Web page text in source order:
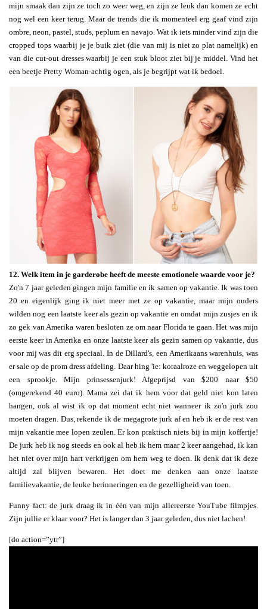
mijn smaak dan zijn ze toch zo weer weg, en zijn ze leuk dan komen ze echt
nog wel een keer terug. Maar de trends die ik momenteel erg gaaf vind zijn
ombre, neon, pastel, studs, peplum en navajo. Wat ik iets minder vind zijn die
cropped tops waarbij je je buik ziet (die van mij is niet zo plat namelijk) en
van die cut-out dresses waarbij je een stuk bloot ziet bij je middel. Vind het
een beetje Pretty Woman-achtig ogen, als je begrijpt wat ik bedoel.
12. Welk item in je garderobe heeft de meeste emotionele waarde voor je?
Zo'n 7 jaar geleden gingen mijn familie en ik samen op vakantie. Ik was toen
20 en eigenlijk ging ik niet meer met ze op vakantie, maar mijn ouders
wilden nog een laatste keer als gezin op vakantie en omdat mijn zusjes en ik
zo gek van Amerika waren besloten ze om naar Florida te gaan. Het was mijn
eerste keer in Amerika en onze laatste keer als gezin samen op vakantie, dus
voor mij was dit erg speciaal. In de Dillard's, een Amerikaans warenhuis, was
er sale op de prom dress afdeling. Daar hing 'ie: koraalroze en weggelopen uit
een sprookje. Mijn prinsessenjurk! Afgeprijsd van $200 naar $50
(omgerekend 40 euro). Mama zei dat ik hem voor dat geld niet kon laten
hangen, ook al wist ik op dat moment echt niet wanneer ik zo'n jurk zou
moeten dragen. Dus, rekende ik de megagrote jurk af en heb ik er de rest van
mijn vakantie mee lopen zeulen. Er kon praktisch niets bij in mijn koffertje!
De jurk heb ik nog steeds en ook al heb ik hem maar 2 keer aangehad, ik kan
het niet over mijn hart verkrijgen om hem weg te doen. Ik denk dat ik deze
altijd zal blijven bewaren. Het doet me denken aan onze laatste
familievakantie, de leuke herinneringen en de gezelligheid van toen.
Funny fact: de jurk draag ik in één van mijn allereerste YouTube filmpjes.
Zijn jullie er klaar voor? Het is langer dan 3 jaar geleden, dus niet lachen!
[do action=”ytr”]